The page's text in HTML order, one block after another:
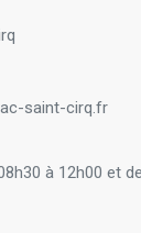
saint-cirq.fr
à 12h00 et